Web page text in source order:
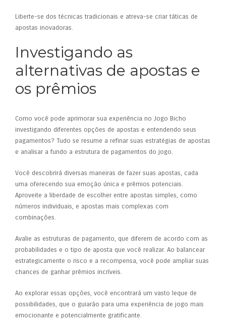
Liberte-se dos técnicas tradicionais e atreva-se criar táticas de
apostas inovadoras.
Investigando as
alternativas de apostas e
os prêmios
Como você pode aprimorar sua experiência no Jogo Bicho
investigando diferentes opções de apostas e entendendo seus
pagamentos? Tudo se resume a refinar suas estratégias de apostas
e analisar a fundo a estrutura de pagamentos do jogo.
Você descobrirá diversas maneiras de fazer suas apostas, cada
uma oferecendo sua emoção única e prêmios potenciais.
Aproveite a liberdade de escolher entre apostas simples, como
números individuais, e apostas mais complexas com
combinações.
Avalie as estruturas de pagamento, que diferem de acordo com as
probabilidades e o tipo de aposta que você realizar. Ao balancear
estrategicamente o risco e a recompensa, você pode ampliar suas
chances de ganhar prêmios incríveis.
Ao explorar essas opções, você encontrará um vasto leque de
possibilidades, que o guiarão para uma experiência de jogo mais
emocionante e potencialmente gratificante.